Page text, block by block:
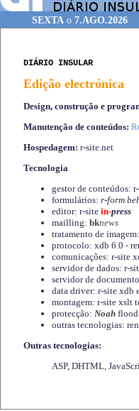
SEXTA o 7.AGO.2026
DIÁRIO INSULAR
Edição electrónica
Design, construção e
Manutenção de conteúdos:
Hospedagem: r-site.net
Tecnologia
gestor de conteúdos:
formulários: r-form
editor: r-site in-press
mailling: bknews
tratamento de imagem:
protocolo: xdb 6.0 -
comunicações: r-site
servidor de dados: r-
servidor de
data driver: r-site xdb
montagem: r-site xslt
protecção: Noah
outras tecnologias:
Outras tecnologias:
ASP, DHTML,